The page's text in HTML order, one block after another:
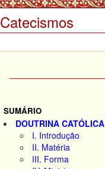
Catecismos
SUMÁRIO
DOUTRINA CATÓLICA
I. Introdução
II. Matéria
III. Forma